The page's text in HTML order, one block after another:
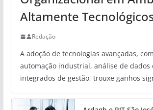
Altamente
Redação
A adoção de tecnologias avançadas,
automação industrial, análise de dados
integrados de gestão, trouxe ganhos